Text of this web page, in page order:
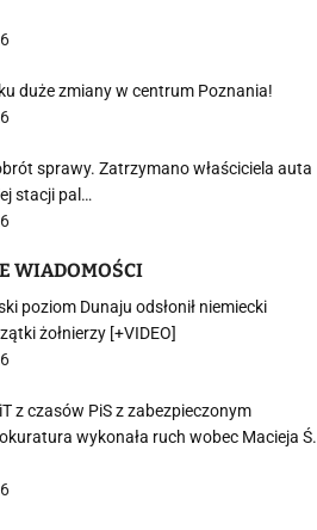
duże zmiany w centrum Poznania!
sprawy. Zatrzymano właściciela auta
stacji pal…
WIADOMOŚCI
poziom Dunaju odsłonił niemiecki
żołnierzy [+VIDEO]
z czasów PiS z zabezpieczonym
wykonała ruch wobec Macieja Ś.